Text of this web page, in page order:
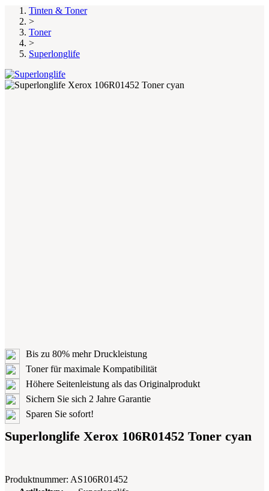
Tinten & Toner
>
Toner
>
Superlonglife
Bis zu 80% mehr Druckleistung
Toner für maximale Kompatibilität
Höhere Seitenleistung als das Originalprodukt
Sichern Sie sich 2 Jahre Garantie
Sparen Sie sofort!
Superlonglife Xerox 106R01452 Toner cyan
Produktnummer: AS106R01452